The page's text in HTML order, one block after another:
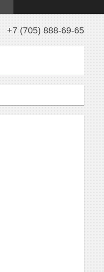
+7 (705) 888-69-65